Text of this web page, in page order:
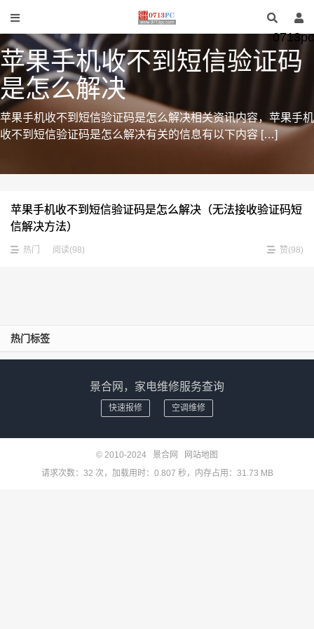
0713pc
苹果手机收不到短信验证码
是怎么解决
苹果手机收不到短信验证码是怎么解决相关资讯内容，苹果手机
收不到短信验证码是怎么解决有关的信息有以下内容 […]
苹果手机收不到短信验证码是怎么解决（无法接收验证码短
信解决方法）
赞(98)
热门 阅读(98)
热门标签
景合网，家电维修服务查询
快速报修 空调维修
© 2010-2024 景合网
网站地图
请求次数：32 次，加载用时：0.807 秒，内存占用：31.73 MB